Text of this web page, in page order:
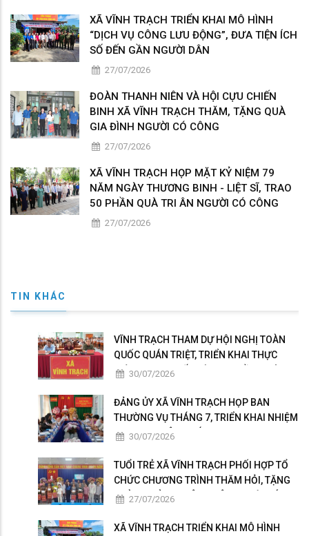
XÃ VĨNH TRẠCH TRIỂN KHAI MÔ HÌNH
“DỊCH VỤ CÔNG LƯU ĐỘNG”, ĐƯA TIỆN ÍCH
SỐ ĐẾN GẦN NGƯỜI DÂN
27/07/2026
ĐOÀN THANH NIÊN VÀ HỘI CỰU CHIẾN
BINH XÃ VĨNH TRẠCH THĂM, TẶNG QUÀ
GIA ĐÌNH NGƯỜI CÓ CÔNG
27/07/2026
XÃ VĨNH TRẠCH HỌP MẶT KỶ NIỆM 79
NĂM NGÀY THƯƠNG BINH - LIỆT SĨ, TRAO
50 PHẦN QUÀ TRI ÂN NGƯỜI CÓ CÔNG
27/07/2026
TIN KHÁC
VĨNH TRẠCH THAM DỰ HỘI NGHỊ TOÀN
QUỐC QUÁN TRIỆT, TRIỂN KHAI THỰC
HIỆN NGHỊ QUYẾT HỘI NGHỊ LẦN THỨ BA
KHÓA XIV
30/07/2026
ĐẢNG ỦY XÃ VĨNH TRẠCH HỌP BAN
THƯỜNG VỤ THÁNG 7, TRIỂN KHAI NHIỆM
VỤ TRỌNG TÂM THÁNG 8
30/07/2026
TUỔI TRẺ XÃ VĨNH TRẠCH PHỐI HỢP TỔ
CHỨC CHƯƠNG TRÌNH THĂM HỎI, TẶNG
QUÀ GIA ĐÌNH THÂN NHÂN NGƯỜI CÓ
27/07/2026
XÃ VĨNH TRẠCH TRIỂN KHAI MÔ HÌNH